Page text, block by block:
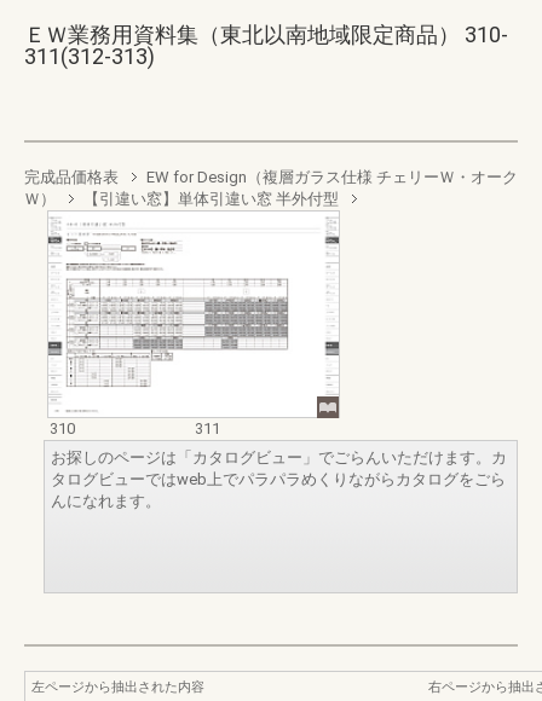
ＥＷ業務用資料集（東北以南地域限定商品） 310-
311(312-313)
完成品価格表
EW for Design（複層ガラス仕様 チェリーＷ・オーク
Ｗ）
【引違い窓】単体引違い窓 半外付型
310
311
お探しのページは「カタログビュー」でごらんいただけます。カ
タログビューではweb上でパラパラめくりながらカタログをごら
んになれます。
左ページから抽出された内容
右ページから抽出